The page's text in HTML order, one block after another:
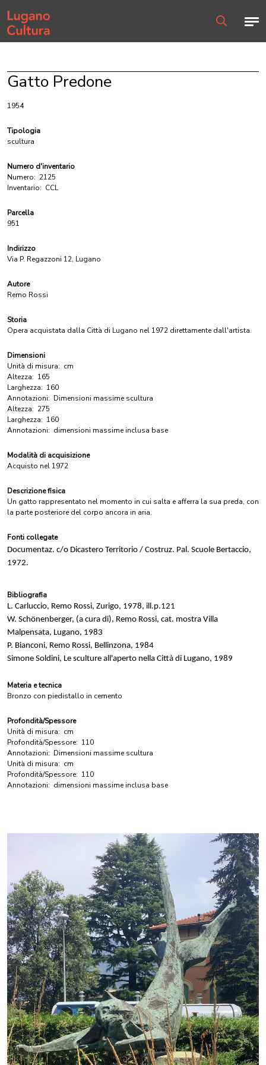
Home page
Gatto Predone
1954
Tipologia
scultura
Numero d'inventario
Numero: 2125
Inventario: CCL
Parcella
951
Indirizzo
Via P. Regazzoni 12, Lugano
Autore
Remo Rossi
Storia
Opera acquistata dalla Città di Lugano nel 1972 direttamente dall'artista.
Dimensioni
Unità di misura: cm
Altezza: 165
Larghezza: 160
Annotazioni: Dimensioni massime scultura
Altezza: 275
Larghezza: 160
Annotazioni: dimensioni massime inclusa base
Modalità di acquisizione
Acquisto nel 1972
Descrizione fisica
Un gatto rappresentato nel momento in cui salta e afferra la sua preda, con
la parte posteriore del corpo ancora in aria.
Fonti collegate
Documentaz. c/o Dicastero Territorio / Costruz. Pal. Scuole Bertaccio,
1972.
Bibliografia
L. Carluccio, Remo Rossi, Zurigo, 1978, ill.p.121
W. Schönenberger, (a cura di), Remo Rossi, cat. mostra Villa
Malpensata, Lugano, 1983
P. Bianconi, Remo Rossi, Bellinzona, 1984
Simone Soldini, Le sculture all'aperto nella Città di Lugano, 1989
Materia e tecnica
Bronzo con piedistallo in cemento
Profondità/Spessore
Unità di misura: cm
Profondità/Spessore: 110
Annotazioni: Dimensioni massime scultura
Unità di misura: cm
Profondità/Spessore: 110
Annotazioni: dimensioni massime inclusa base